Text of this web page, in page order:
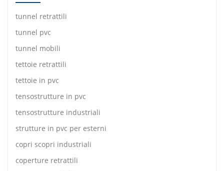
tunnel retrattili
tunnel pvc
tunnel mobili
tettoie retrattili
tettoie in pvc
tensostrutture in pvc
tensostrutture industriali
strutture in pvc per esterni
copri scopri industriali
coperture retrattili